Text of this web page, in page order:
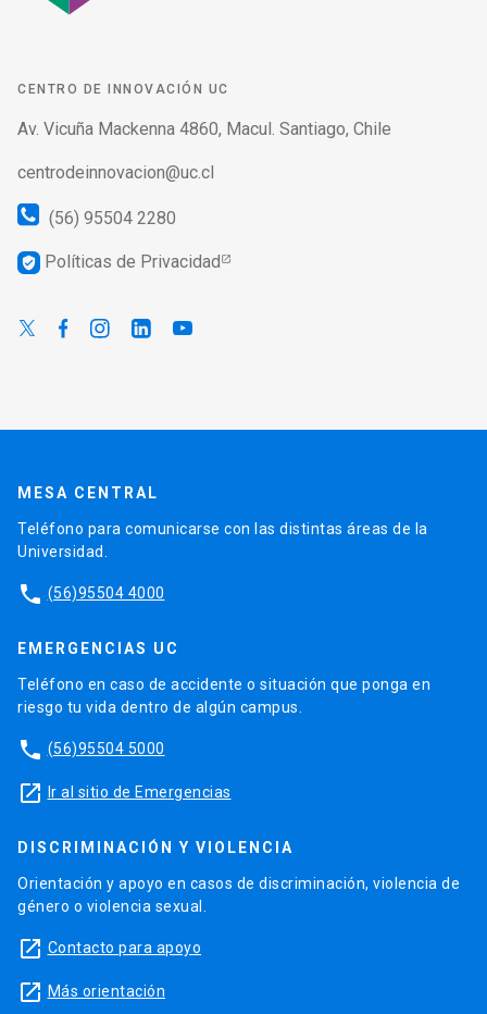
CENTRO DE INNOVACIÓN UC
Av. Vicuña Mackenna 4860, Macul. Santiago, Chile
centrodeinnovacion@uc.cl
(56) 95504 2280
verified_user Políticas de Privacidad
MESA CENTRAL
Teléfono para comunicarse con las distintas áreas de la
Universidad.
phone (56)95504 4000
EMERGENCIAS UC
Teléfono en caso de accidente o situación que ponga en
riesgo tu vida dentro de algún campus.
phone (56)95504 5000
launch Ir al sitio de Emergencias
DISCRIMINACIÓN Y VIOLENCIA
Orientación y apoyo en casos de discriminación, violencia de
género o violencia sexual.
launch Contacto para apoyo
launch Más orientación